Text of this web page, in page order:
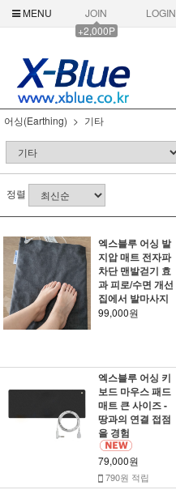
MENU
JOIN
+2,000P
LOGIN
어싱(Earthing) 기타
정렬
엑스블루 어싱 발
지압 매트 전자파
차단 맨발걷기 효
과 피로/수면 개선
집에서 발마사지
99,000원
엑스블루 어싱 키
보드 마우스 패드
매트 큰 사이즈 -
땅과의 연결 접점
을 경험
79,000원
790원 적립